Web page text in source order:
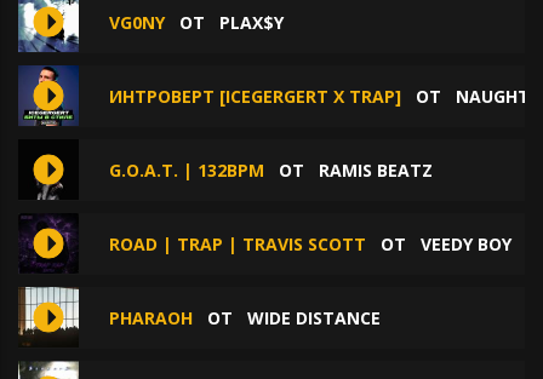
VG0NYОТ PLAX$Y
ИНТРОВЕРТ [ICEGERGERT X TRAP] ОТ
G.O.A.T. | 132BPM ОТ RAMIS BEATZ
ROAD | TRAP | TRAVIS SCOTT ОТ VEEDY BOY
PHARAOH ОТ WIDE DISTANCE